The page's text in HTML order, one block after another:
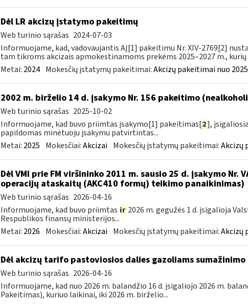
Dėl LR akcizų įstatymo pakeitimų
Web turinio sąrašas 2024-07-03
Informuojame, kad, vadovaujantis AĮ[1] pakeitimu Nr. XIV-2769[2]
tam tikroms akcizais apmokestinamoms prekėms 2025–2027 m., kurių
Metai: 2024 Mokesčių įstatymų pakeitimai:Akcizų pakeitimai nuo
2002 m. birželio 14 d. įsakymo Nr. 156 pakeitimo
Web turinio sąrašas 2025-10-02
Informuojame, kad buvo priimtas įsakymo[1] pakeitimas[2],
papildomas minėtuoju įsakymu patvirtintas...
Metai: 2025 Mokesčiai:Akcizai Mokesčių įstatymų pakeitimai:Akcizų
Dėl VMI prie FM viršininko 2011 m. sausio 25 d. įsakymo Nr.
operacijų ataskaitų (AKC410 formų) teikimo panaikinimas)
Web turinio sąrašas 2026-04-16
Informuojame, kad buvo priimtas ir 2026 m. gegužės 1 d. įsigalioja
Respublikos finansų ministerijos...
Metai: 2026 Mokesčiai:Akcizai Mokesčių įstatymų pakeitimai:Akcizų
Dėl akcizų tarifo pastoviosios dalies gazoliams sumažinimo
Web turinio sąrašas 2026-04-16
Informuojame, kad nuo 2026 m. balandžio 16 d. įsigaliojo 2026 m.
Pakeitimas), kuriuo laikinai, iki 2026 m. birželio...